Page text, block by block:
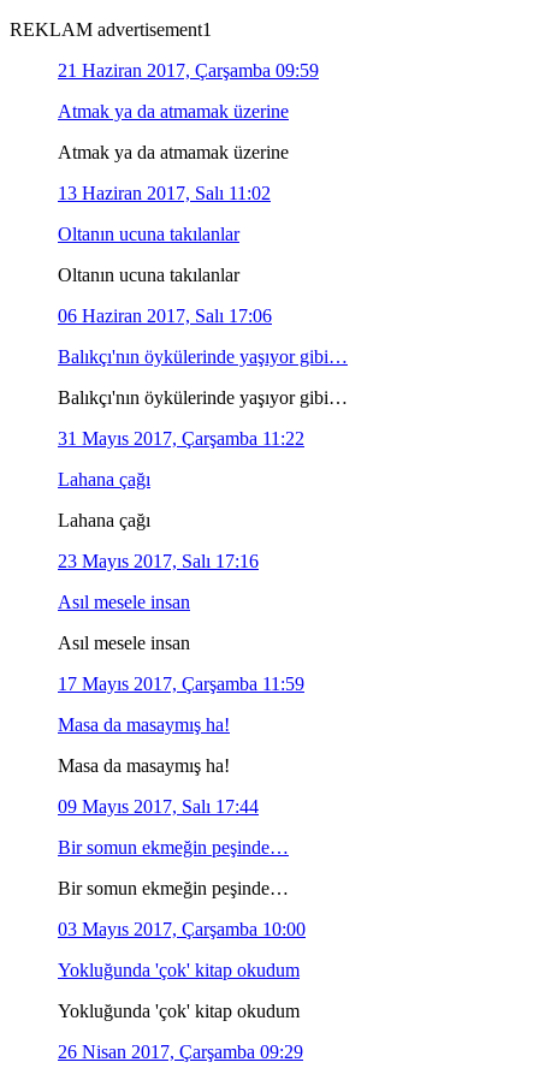
REKLAM advertisement1
21 Haziran 2017, Çarşamba 09:59
Atmak ya da atmamak üzerine
Atmak ya da atmamak üzerine
13 Haziran 2017, Salı 11:02
Oltanın ucuna takılanlar
Oltanın ucuna takılanlar
06 Haziran 2017, Salı 17:06
Balıkçı'nın öykülerinde yaşıyor gibi…
Balıkçı'nın öykülerinde yaşıyor gibi…
31 Mayıs 2017, Çarşamba 11:22
Lahana çağı
Lahana çağı
23 Mayıs 2017, Salı 17:16
Asıl mesele insan
Asıl mesele insan
17 Mayıs 2017, Çarşamba 11:59
Masa da masaymış ha!
Masa da masaymış ha!
09 Mayıs 2017, Salı 17:44
Bir somun ekmeğin peşinde…
Bir somun ekmeğin peşinde…
03 Mayıs 2017, Çarşamba 10:00
Yokluğunda 'çok' kitap okudum
Yokluğunda 'çok' kitap okudum
26 Nisan 2017, Çarşamba 09:29